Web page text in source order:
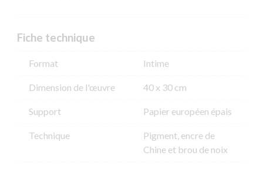
Fiche technique
Format Intime
Dimension de l'​œuvre 40 x 30 cm
Support Papier européen épais
Technique
Pigment, encre de
Chine et brou de noix